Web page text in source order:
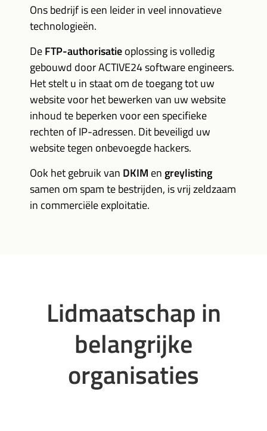
Ons bedrijf is een leider in veel innovatieve
technologieën.
DeFTP-authorisatieoplossing is volledig
gebouwd door ACTIVE24 software engineers.
Het stelt u in staat om de toegang tot uw
website voor het bewerken van uw website
inhoud te beperken voor een specifieke
rechten of IP-adressen. Dit beveiligd uw
website tegen onbevoegde hackers.
Ook het gebruik van DKIM en greylisting
samen om spam te bestrijden, is vrij zeldzaam
in commerciële exploitatie.
Lidmaatschap in
belangrijke
organisaties